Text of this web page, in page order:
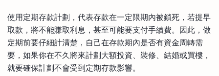
使用定期存款計劃，代表存款在一定限期內被鎖死，若提早
取款，將不能賺取利息，甚至可能要支付手續費。因此，做
定期前要仔細計清楚，自己在存款期內是否有資金周轉需
要，如果你在不久將來計劃大額投資、裝修、結婚或買樓，
就要確保計劃不會受到定期存款影響。